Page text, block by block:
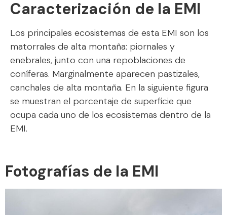
Caracterización de la EMI
Los principales ecosistemas de esta EMI son los
matorrales de alta montaña: piornales y
enebrales, junto con una repoblaciones de
coníferas. Marginalmente aparecen pastizales,
canchales de alta montaña. En la siguiente figura
se muestran el porcentaje de superficie que
ocupa cada uno de los ecosistemas dentro de la
EMI.
Fotografías de la EMI